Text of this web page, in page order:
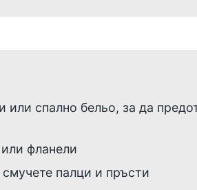
или спално бельо, за да
фланели
палци и пръсти